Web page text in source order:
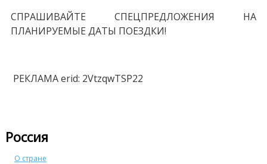
СПРАШИВАЙТЕ СПЕЦПРЕДЛОЖЕНИЯ НА
ПЛАНИРУЕМЫЕ ДАТЫ ПОЕЗДКИ!
РЕКЛАМА erid: 2VtzqwTSP22
Россия
О стране